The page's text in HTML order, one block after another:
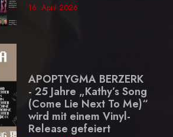
16. April 2026
APOPTYGMA BERZERK
- 25 Jahre „Kathy’s Song
(Come Lie Next To Me)“
wird mit einem Vinyl-
Release gefeiert